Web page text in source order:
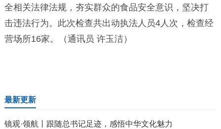
全相关法律法规，夯实群众的食品安全意识，坚决打
击违法行为。此次检查共出动执法人员4人次，检查经
营场所16家。（通讯员 许玉洁）
最新更新
镜观·领航丨跟随总书记足迹，感悟中华文化魅力